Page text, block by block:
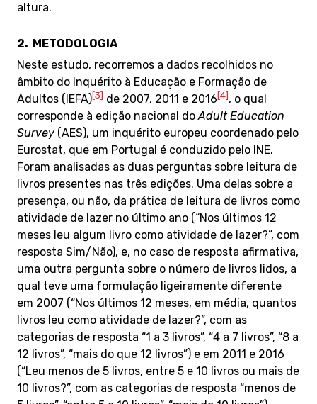
altura.
2. METODOLOGIA
Neste estudo, recorremos a dados recolhidos no
âmbito do Inquérito à Educação e Formação de
Adultos (IEFA)[3] de 2007, 2011 e 2016 [4] , o qual
corresponde à edição nacional doAdult Education
Survey (AES), um inquérito europeu coordenado pelo
Eurostat, que em Portugal é conduzido pelo INE.
Foram analisadas as duas perguntas sobre leitura de
livros presentes nas três edições. Uma delas sobre a
presença, ou não, da prática de leitura de livros como
atividade de lazer no último ano (“Nos últimos 12
meses leu algum livro como atividade de lazer?”, com
resposta Sim/Não), e, no caso de resposta afirmativa,
uma outra pergunta sobre o número de livros lidos, a
qual teve uma formulação ligeiramente diferente
em 2007 (“Nos últimos 12 meses, em média, quantos
livros leu como atividade de lazer?”, com as
categorias de resposta “1 a 3 livros”, “4 a 7 livros”, “8 a
12 livros”, “mais do que 12 livros”) e em 2011 e 2016
(“Leu menos de 5 livros, entre 5 e 10 livros ou mais de
10 livros?”, com as categorias de resposta “menos de